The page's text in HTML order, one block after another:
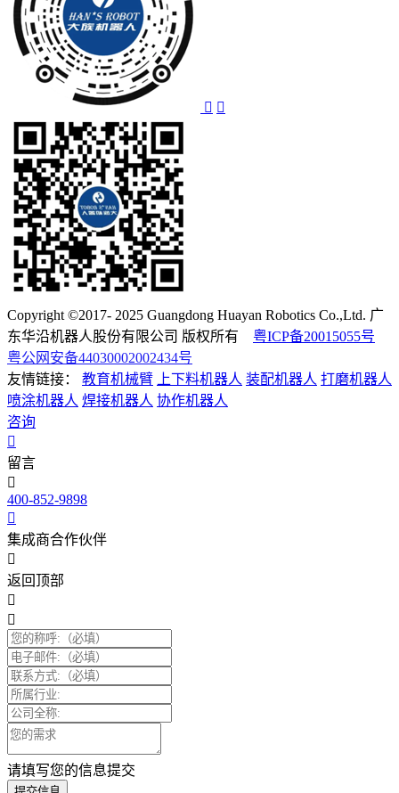
Copyright ©2017- 2025 Guangdong Huayan Robotics Co.,Ltd. 广
东华沿机器人股份有限公司 版权所有 粤ICP备20015055号
粤公网安备44030002002434号
友情链接：
教育机械臂 上下料机器人 装配机器人 打磨机器人
喷涂机器人 焊接机器人 协作机器人
咨询
留言
400-852-9898
集成商合作伙伴
返回顶部
请填写您的信息提交